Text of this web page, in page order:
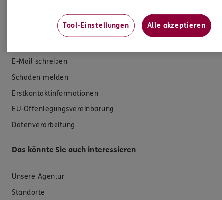
Hilfe & Services
E-Mail schreiben
Schaden melden
Erstkontaktinformationen
EU-Offenlegungsvereinbarung
Datenverarbeitung
Das könnte Sie auch interessieren
Unsere Agentur
Standorte
Tool-Einstellungen Alle akzeptieren